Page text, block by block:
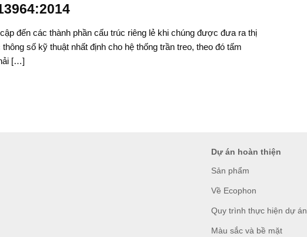
đến các thành phần cấu trúc riêng lẻ khi chúng được đưa ra thị
số kỹ thuật nhất định cho hệ thống trần treo, theo đó tấm
[…]
Dự án hoàn thiện
Sản phẩm
Về Ecophon
Quy trình thực hiện dự án
Màu sắc và bề mặt